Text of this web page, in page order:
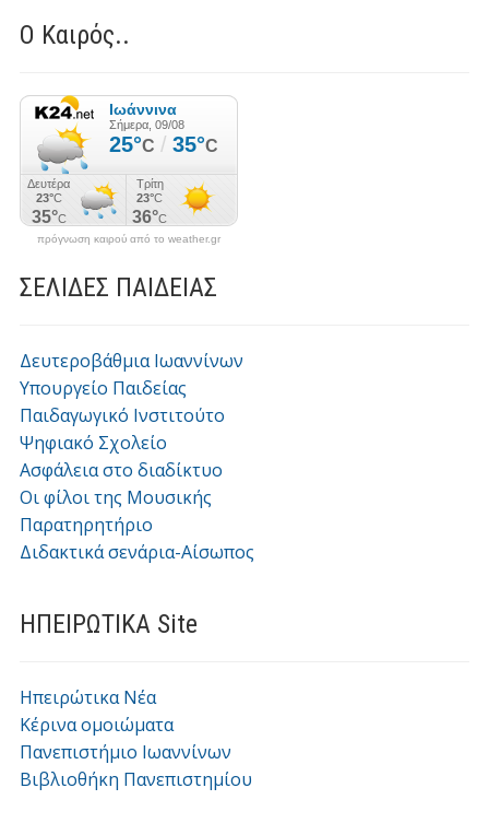
Ο Καιρός..
πρόγνωση καιρού από το weather.gr
ΣΕΛΙΔΕΣ ΠΑΙΔΕΙΑΣ
Δευτεροβάθμια Ιωαννίνων
Υπουργείο Παιδείας
Παιδαγωγικό Ινστιτούτο
Ψηφιακό Σχολείο
Ασφάλεια στο διαδίκτυο
Οι φίλοι της Μουσικής
Παρατηρητήριο
Διδακτικά σενάρια-Αίσωπος
ΗΠΕΙΡΩΤΙΚΑ Site
Ηπειρώτικα Νέα
Κέρινα ομοιώματα
Πανεπιστήμιο Ιωαννίνων
Βιβλιοθήκη Πανεπιστημίου